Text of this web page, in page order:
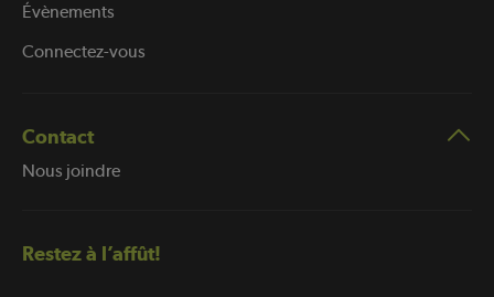
Évènements
Connectez-vous
Contact
Nous joindre
Restez à l’affût!